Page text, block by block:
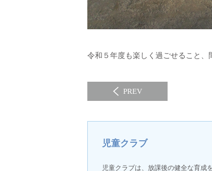
令和５年度も楽しく過ごせること、
PREV
児童クラブ
児童クラブは、放課後の健全な育成